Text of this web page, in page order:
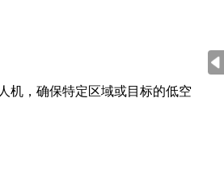
机，确保特定区域或目标的低空